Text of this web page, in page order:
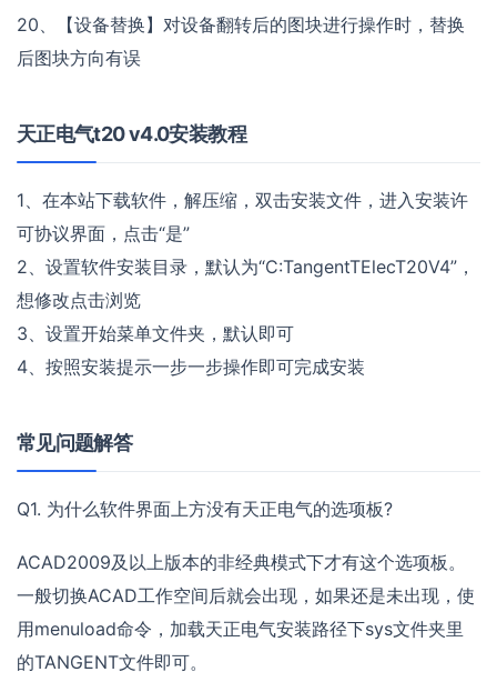
20、【设备替换】对设备翻转后的图块进行操作时，替换
后图块方向有误
天正电气t20 v4.0安装教程
1、在本站下载软件，解压缩，双击安装文件，进入安装许
可协议界面，点击“是”
2、设置软件安装目录，默认为“C:TangentTElecT20V4”，
想修改点击浏览
3、设置开始菜单文件夹，默认即可
4、按照安装提示一步一步操作即可完成安装
常见问题解答
Q1. 为什么软件界面上方没有天正电气的选项板?
ACAD2009及以上版本的非经典模式下才有这个选项板。
一般切换ACAD工作空间后就会出现，如果还是未出现，使
用menuload命令，加载天正电气安装路径下sys文件夹里
的TANGENT文件即可。